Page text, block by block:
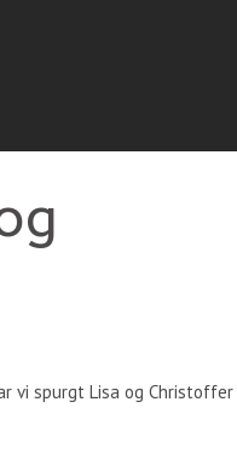
vi spurgt Lisa og Christoffer